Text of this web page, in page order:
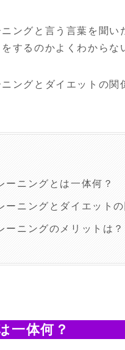
ングと言う言葉を聞い
するのかよくわから
ングとダイエットの関
ーニングとは一体何？
ーニングとダイエットの
ーニングのメリットは？
一体何？